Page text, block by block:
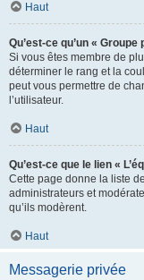
Haut
Qu’est-ce qu’un « Groupe
Si vous êtes membre de
déterminer le rang et la
peut vous permettre de
l’utilisateur.
Haut
Qu’est-ce que le lien «
Cette page donne la liste
administrateurs et
qu’ils modèrent.
Haut
Messagerie privée